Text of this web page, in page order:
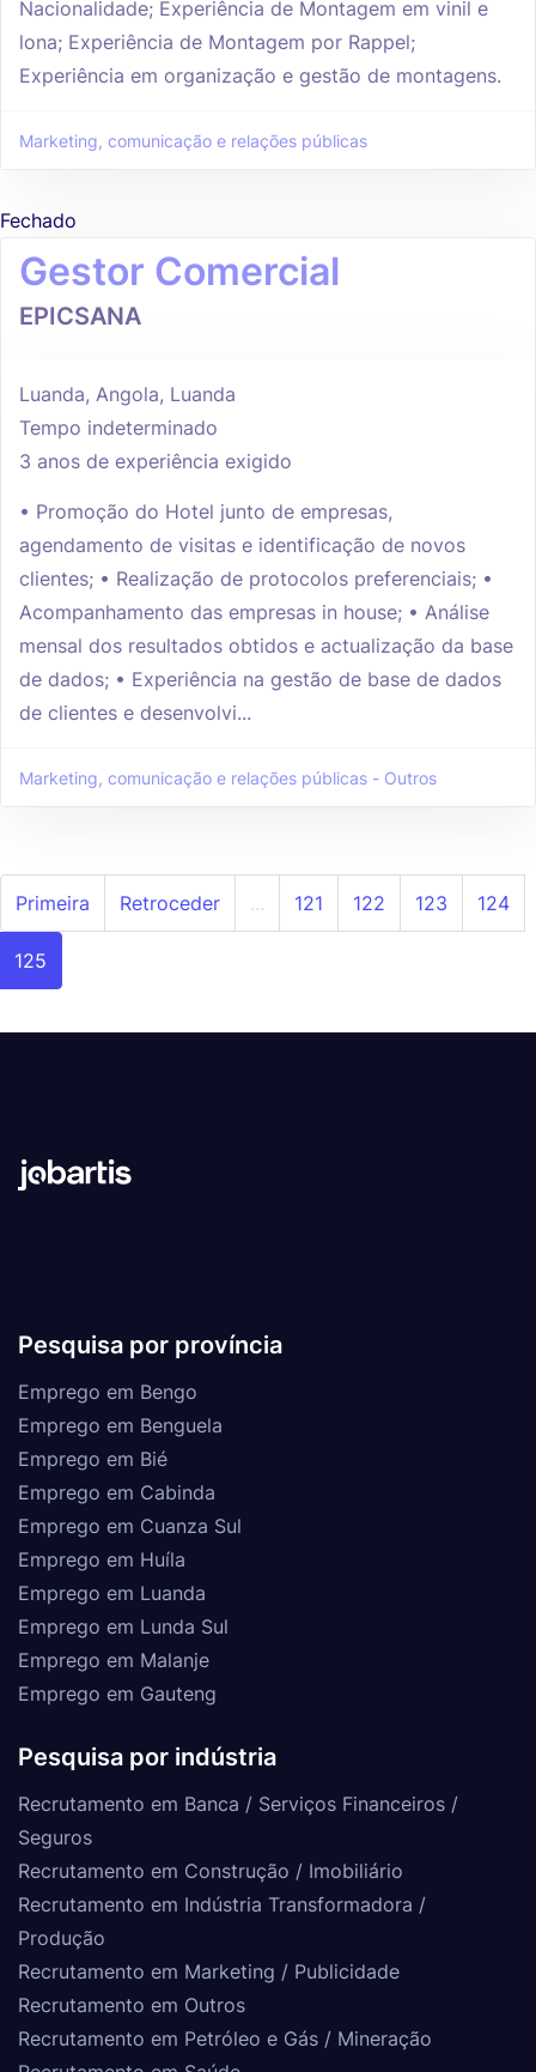
Nacionalidade; Experiência de Montagem em vinil e
lona; Experiência de Montagem por Rappel;
Experiência em organização e gestão de montagens.
Marketing, comunicação e relações públicas
Fechado
Gestor Comercial
EPICSANA
Luanda, Angola, Luanda
Tempo indeterminado
3 anos de experiência exigido
• Promoção do Hotel junto de empresas,
agendamento de visitas e identificação de novos
clientes; • Realização de protocolos preferenciais; •
Acompanhamento das empresas in house; • Análise
mensal dos resultados obtidos e actualização da base
de dados; • Experiência na gestão de base de dados
de clientes e desenvolvi...
Marketing, comunicação e relações públicas - Outros
Primeira Retroceder ... 121 122 123 124
125
Pesquisa por província
Emprego em Bengo
Emprego em Benguela
Emprego em Bié
Emprego em Cabinda
Emprego em Cuanza Sul
Emprego em Huíla
Emprego em Luanda
Emprego em Lunda Sul
Emprego em Malanje
Emprego em Gauteng
Pesquisa por indústria
Recrutamento em Banca / Serviços Financeiros /
Seguros
Recrutamento em Construção / Imobiliário
Recrutamento em Indústria Transformadora /
Produção
Recrutamento em Marketing / Publicidade
Recrutamento em Outros
Recrutamento em Petróleo e Gás / Mineração